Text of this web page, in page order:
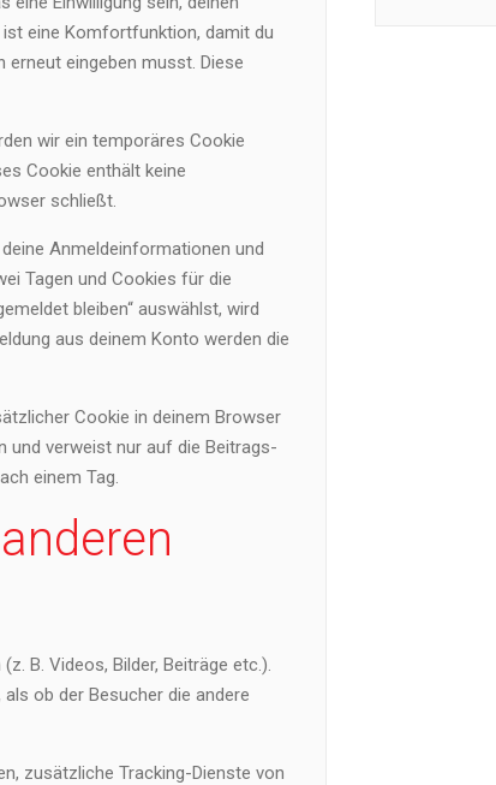
ist eine Komfortfunktion, damit du
erneut eingeben musst. Diese
wir ein temporäres Cookie
Cookie enthält keine
schließt.
Anmeldeinformationen und
Tagen und Cookies für die
bleiben“ auswählst, wird
aus deinem Konto werden die
Cookie in deinem Browser
und verweist nur auf die Beitrags-
einem Tag.
B. Videos, Bilder, Beiträge etc.).
ob der Besucher die andere
zusätzliche Tracking-Dienste von